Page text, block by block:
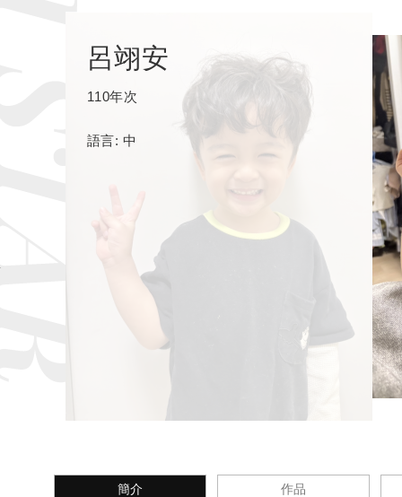
呂翊安
110年次
語言: 中
簡介 作品